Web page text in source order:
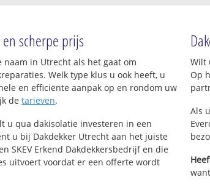
scherpe prijs
in Utrecht als het gaat om
Welk type klus u ook heeft, u
en efficiënte aanpak op en rondom uw
detarieven.
u qua dakisolatie investeren in een
u bij Dakdekker Utrecht aan het juiste
SKEV Erkend Dakdekkersbedrijf en die
uitvoert voordat er een offerte wordt
Wilt
Op
Als